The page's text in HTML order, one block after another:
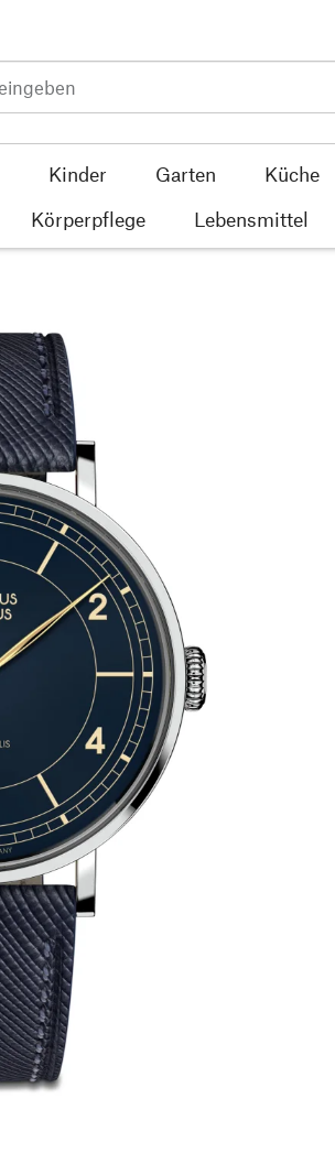
Kinder Garten Küche
Körperpflege Lebensmittel